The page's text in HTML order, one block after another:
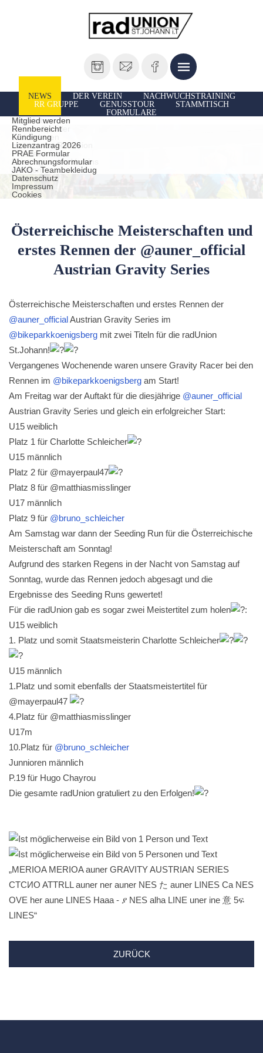
NEWS DER VEREIN
Vorstand
Unsere Sportler
TrainerInnen
Historie der Radunion
Presseberichte
Leistungen des Vereins
statuten
Datenschutz
Impressum
Cookies
NACHWUCHSTRAINING
RR GRUPPE
Ausfahrten
GENUSSTOUR
STAMMTISCH
FORMULARE
Mitglied werden
Rennbereicht
Kündigung
Lizenzantrag 2026
PRAE Formular
Abrechnungsformular
JAKO - Teambekleidug
Österreichische Meisterschaften und
erstes Rennen der @auner_official
Austrian Gravity Series
Österreichische Meisterschaften und erstes Rennen der
@auner_official Austrian Gravity Series im
@bikeparkkoenigsberg mit zwei Titeln für die radUnion
St.Johann!
Vergangenes Wochenende waren unsere Gravity Racer bei den
Rennen im @bikeparkkoenigsberg am Start!
Am Freitag war der Auftakt für die diesjährige @auner_official
Austrian Gravity Series und gleich ein erfolgreicher Start:
U15 weiblich
Platz 1 für Charlotte Schleicher
U15 männlich
Platz 2 für @mayerpaul47
Platz 8 für @matthiasmisslinger
U17 männlich
Platz 9 für @bruno_schleicher
Am Samstag war dann der Seeding Run für die Österreichische
Meisterschaft am Sonntag!
Aufgrund des starken Regens in der Nacht von Samstag auf
Sonntag, wurde das Rennen jedoch abgesagt und die
Ergebnisse des Seeding Runs gewertet!
Für die radUnion gab es sogar zwei Meistertitel zum holen
:
U15 weiblich
1. Platz und somit Staatsmeisterin Charlotte Schleicher
U15 männlich
1.Platz und somit ebenfalls der Staatsmeistertitel für
@mayerpaul47
4.Platz für @matthiasmisslinger
U17m
10.Platz für @bruno_schleicher
Junnioren männlich
P.19 für Hugo Chayrou
Die gesamte radUnion gratuliert zu den Erfolgen!
ZURÜCK